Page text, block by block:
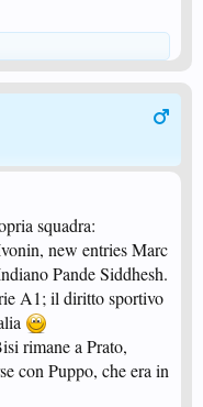
squadra:
new entries Marc
Pande Siddhesh.
A1; il diritto sportivo
rimane a Prato,
con Puppo, che era in